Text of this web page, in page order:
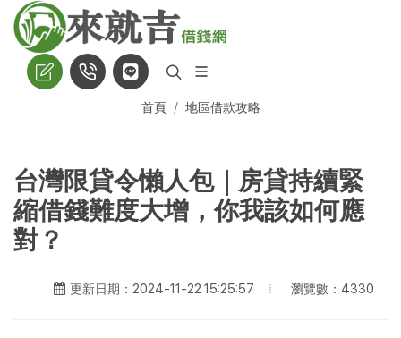
首頁 地區借款攻略
台灣限貸令懶人包｜房貸持續緊
縮借錢難度大增，你我該如何應
對？
更新日期：2024-11-22 15:25:57 瀏覽數：4330